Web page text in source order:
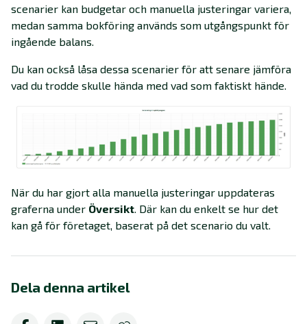
scenarier kan budgetar och manuella justeringar variera,
medan samma bokföring används som utgångspunkt för
ingående balans.
Du kan också låsa dessa scenarier för att senare jämföra
vad du trodde skulle hända med vad som faktiskt hände.
När du har gjort alla manuella justeringar uppdateras
graferna under Översikt. Där kan du enkelt se hur det
kan gå för företaget, baserat på det scenario du valt.
Dela denna artikel